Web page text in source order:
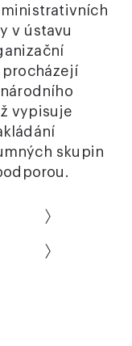
v ústavu
vypisuje
skupin